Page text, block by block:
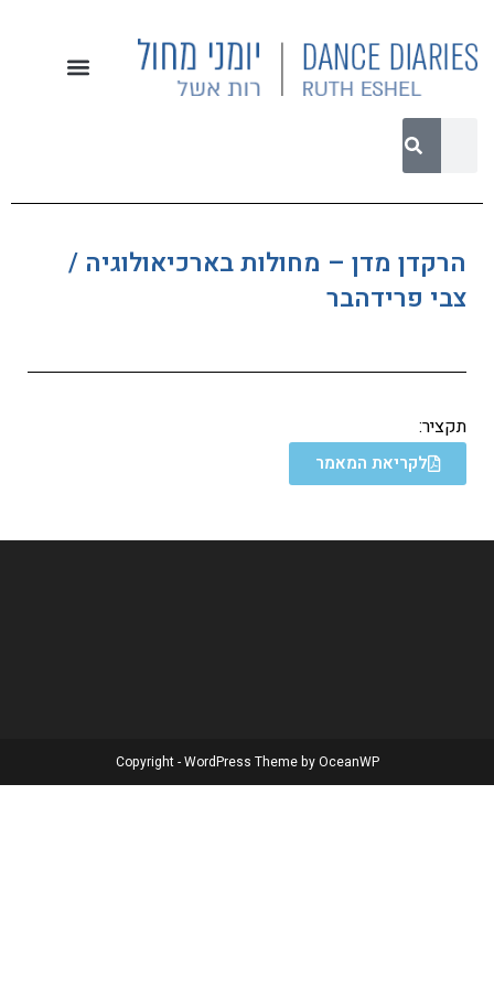
הרקדן מדן – מחולות בארכיאולוגיה /
צבי פרידהבר
תקציר:
לקריאת המאמר
Copyright - WordPress Theme by OceanWP